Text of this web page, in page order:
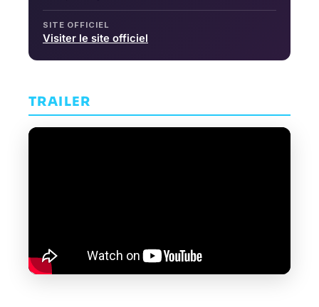
SITE OFFICIEL
Visiter le site officiel
TRAILER